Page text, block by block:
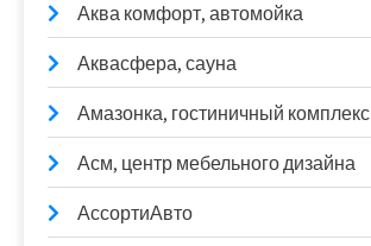
Аква комфорт, автомойка
Аквасфера, сауна
Амазонка, гостиничный комплекс
Асм, центр мебельного дизайна
АссортиАвто